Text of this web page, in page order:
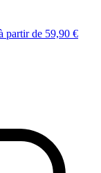
partir de 59,90 €